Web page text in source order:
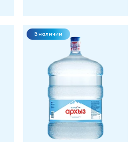
В наличии